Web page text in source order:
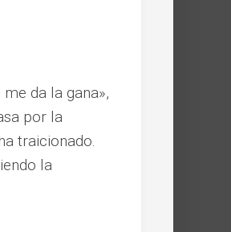
da la gana»,
por la
traicionado.
la